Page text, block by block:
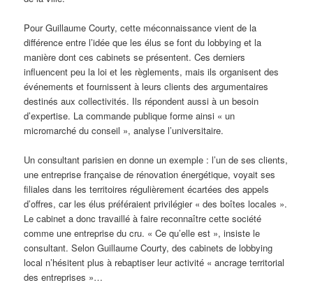
Pour Guillaume Courty, cette méconnaissance vient de la
différence entre l’idée que les élus se font du lobbying et la
manière dont ces cabinets se présentent. Ces derniers
influencent peu la loi et les règlements, mais ils organisent des
événements et fournissent à leurs clients des argumentaires
destinés aux collectivités. Ils répondent aussi à un besoin
d’expertise. La commande publique forme ainsi « un
micromarché du conseil », analyse l’universitaire.
Un consultant parisien en donne un exemple : l’un de ses clients,
une entreprise française de rénovation énergétique, voyait ses
filiales dans les territoires régulièrement écartées des appels
d’offres, car les élus préféraient privilégier « des boîtes locales ».
Le cabinet a donc travaillé à faire reconnaître cette société
comme une entreprise du cru. « Ce qu’elle est », insiste le
consultant. Selon Guillaume Courty, des cabinets de lobbying
local n’hésitent plus à rebaptiser leur activité « ancrage territorial
des entreprises »…